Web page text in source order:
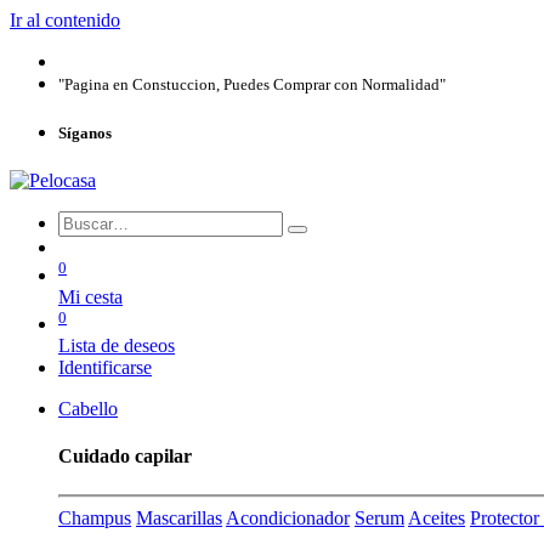
Ir al contenido
"Pagina en Constuccion, Puedes Comprar con Normalidad"
Síganos
0
Mi cesta
0
Lista de deseos
Identificarse
Cabello
Cuidado capilar
Champus Mascarillas Acondicionador Serum Aceites